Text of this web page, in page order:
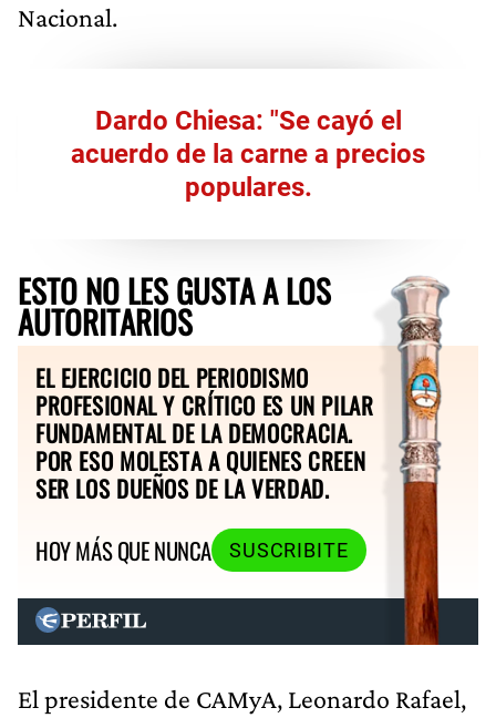
Nacional.
Dardo Chiesa: "Se cayó el
acuerdo de la carne a precios
populares.
ESTO NO LES GUSTA A LOS
AUTORITARIOS
EL EJERCICIO DEL PERIODISMO
PROFESIONAL Y CRÍTICO ES UN PILAR
FUNDAMENTAL DE LA DEMOCRACIA.
POR ESO MOLESTA A QUIENES CREEN
SER LOS DUEÑOS DE LA VERDAD.
HOY MÁS QUE NUNCA
SUSCRIBITE
El presidente de CAMyA, Leonardo Rafael,